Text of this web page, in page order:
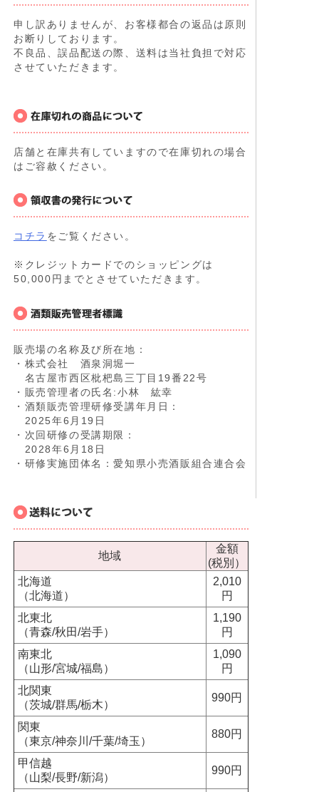
申し訳ありませんが、お客様都合の返品は原則
お断りしております。
不良品、誤品配送の際、送料は当社負担で対応
させていただきます。
店舗と在庫共有していますので在庫切れの場合
はご容赦ください。
コチラ をご覧ください。
※クレジットカードでのショッピングは
50,000円までとさせていただきます。
販売場の名称及び所在地：
・株式会社 酒泉洞堀一
名古屋市西区枇杷島三丁目19番22号
・販売管理者の氏名:小林 紘幸
・酒類販売管理研修受講年月日：
2025年6月19日
・次回研修の受講期限：
2028年6月18日
・研修実施団体名：愛知県小売酒販組合連合会
地域
金額
(税別）
北海道
（北海道）
2,010
円
北東北
（青森/秋田/岩手）
1,190
円
南東北
（山形/宮城/福島）
1,090
円
北関東
（茨城/群馬/栃木）
990円
関東
（東京/神奈川/千葉/埼玉）
880円
甲信越
（山梨/長野/新潟）
990円